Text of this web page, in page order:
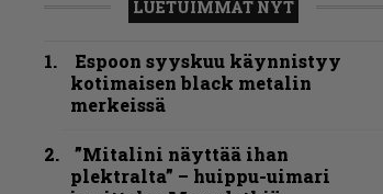
LUETUIMMAT NYT
Espoon syyskuu käynnistyy
kotimaisen black metalin
merkeissä
”Mitalini näyttää ihan
plektralta” – huippu-uimari